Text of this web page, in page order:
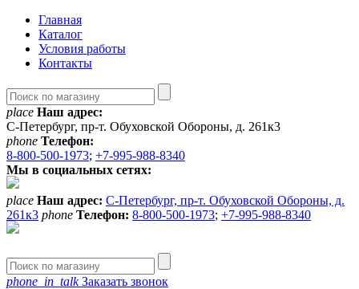
Главная
Каталог
Условия работы
Контакты
place Наш адрес:
С-Петербург, пр-т. Обуховской Обороны, д. 261к3
phone Телефон:
8-800-500-1973; +7-995-988-8340
Мы в социальных сетях:
place Наш адрес: С-Петербург, пр-т. Обуховской Обороны, д.
261к3 phone Телефон: 8-800-500-1973; +7-995-988-8340
phone_in_talkЗаказать звонок